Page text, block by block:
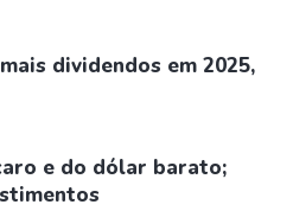
dividendos em 2025,
e do dólar barato;